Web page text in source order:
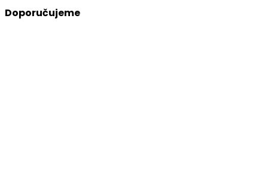
Doporučujeme